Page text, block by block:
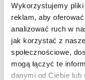
Wykorzystujemy
reklam, aby
analizować ruch w
jak korzystać z
społecznościowe,
mogą łączyć te
danymi od Ciebie
Email: *
Company: